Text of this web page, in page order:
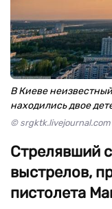
В Киеве
находились двое
© srgktk.livejournal.com
Стрелявший
выстрелов,
пистолета